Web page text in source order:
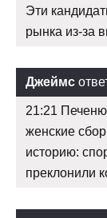
Эти
рынка из-за
Джеймс
21:21
женские
историю:
преклонили